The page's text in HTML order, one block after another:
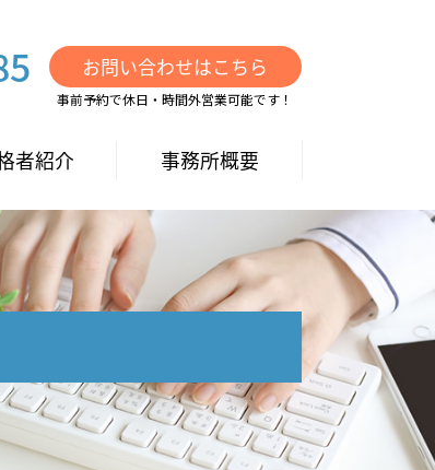
お問い合わせはこちら
事前予約で休日・時間外営業可能です！
者紹介 事務所概要